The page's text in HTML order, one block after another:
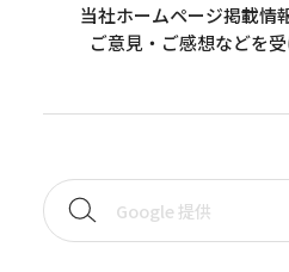
当社ホームページ掲載情
ご意見・ご感想などを受